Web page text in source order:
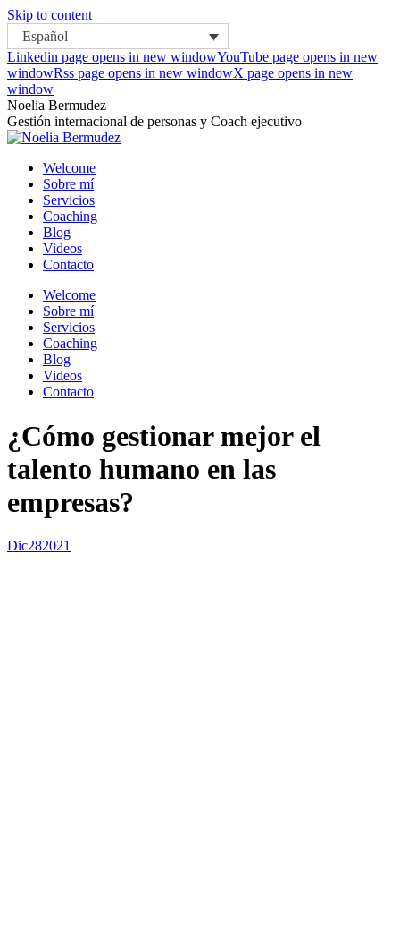
Skip to content
Español
Linkedin page opens in new windowYouTube page opens in new
windowRss page opens in new windowX page opens in new
window
Noelia Bermudez
Gestión internacional de personas y Coach ejecutivo
Welcome
Sobre mí
Servicios
Coaching
Blog
Videos
Contacto
Welcome
Sobre mí
Servicios
Coaching
Blog
Videos
Contacto
¿Cómo gestionar mejor el
talento humano en las
empresas?
Dic282021